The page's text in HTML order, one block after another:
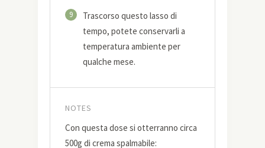
9
Trascorso questo lasso di
tempo, potete conservarli a
temperatura ambiente per
qualche mese.
NOTES
Con questa dose si otterranno circa
500g di crema spalmabile: